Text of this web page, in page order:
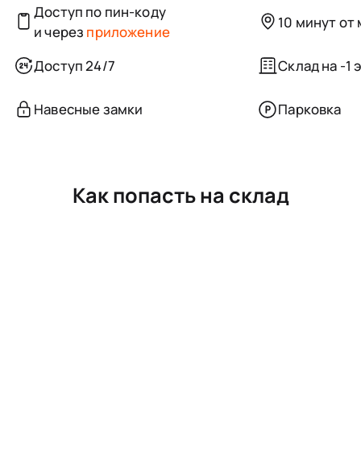
Доступ по пин-коду
и через приложение
10 минут от
Доступ 24/7 Склад на -1
Навесные замки Парковка
Как попасть на склад